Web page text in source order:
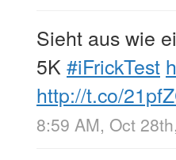
Sieht aus wie
5K #iFrickTest
http://t.co/
8:59 AM, Oct